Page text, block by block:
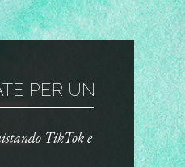
PER UN TRUCCO ...
TikTok e